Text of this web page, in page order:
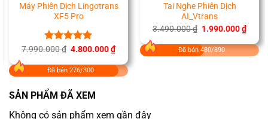
Máy Phiên Dịch Lingotrans
XF5 Pro
Được xếp
5 sao
7.990.000₫ Giá
là:
7.990.000 ₫.
4.800.000₫Giá
hiện
tại
là:
4.800.000 ₫.
Đã bán 276/300
Tai Nghe Phiên Dịch
AI_Vtrans
3.490.000₫ Giá
là:
3.490.000 ₫.
1.990.000₫Giá
hiện
tại
Đã bán 480/890
₫.
SẢN PHẨM ĐÃ XEM
Không có sản phẩm xem gần đây